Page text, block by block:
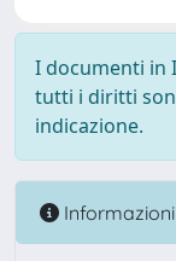
I documenti in
tutti i diritti
indicazione.
Informazioni